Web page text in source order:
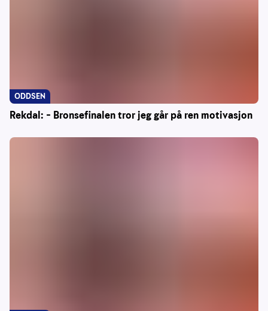
Rekdal: – Bronsefinalen tror jeg går på ren motivasjon
ODDSEN